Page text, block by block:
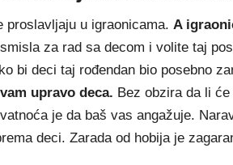
proslavljaju u igraonicama. A
za rad sa decom i volite taj
bi deci taj rođendan bio posebno
upravo deca. Bez obzira da li
je da baš vas angažuje.
deci. Zarada od hobija je